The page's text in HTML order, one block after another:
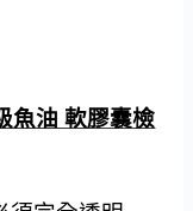
魚油 軟膠囊檢